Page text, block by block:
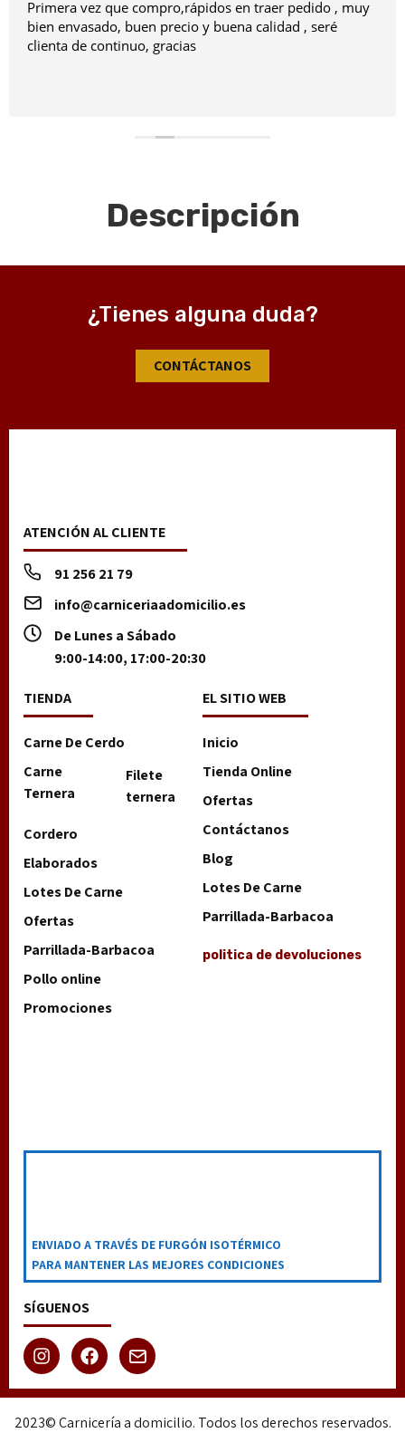
Primera vez que compro,rápidos en traer pedido , muy
bien envasado, buen precio y buena calidad , seré
clienta de continuo, gracias
Descripción
¿Tienes alguna duda?
CONTÁCTANOS
ATENCIÓN AL CLIENTE
91 256 21 79
info@carniceriaadomicilio.es
De Lunes a Sábado
9:00-14:00, 17:00-20:30
TIENDA
Carne De Cerdo
Carne
Ternera
Filete
ternera
Cordero
Elaborados
Lotes De Carne
Ofertas
Parrillada-Barbacoa
Pollo online
Promociones
EL SITIO WEB
Inicio
Tienda Online
Ofertas
Contáctanos
Blog
Lotes De Carne
Parrillada-Barbacoa
politica de devoluciones
ENVIADO A TRAVÉS DE FURGÓN ISOTÉRMICO
PARA MANTENER LAS MEJORES CONDICIONES
SÍGUENOS
2023© Carnicería a domicilio. Todos los derechos reservados.